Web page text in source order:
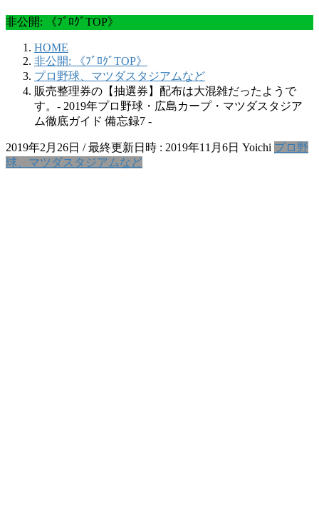
非公開: 《ﾌﾞﾛｸﾞTOP》
HOME
非公開: 《ﾌﾞﾛｸﾞTOP》
プロ野球、マツダスタジアムなど
販売整理券の【抽選券】配布は大混雑だったようで
す。‐ 2019年プロ野球・広島カープ・マツダスタジア
ム徹底ガイド 備忘録7 ‐
2019年2月26日 / 最終更新日時 : 2019年11月6日 Yoichi プロ野
球、マツダスタジアムなど